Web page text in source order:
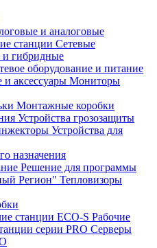
и аналоговые
станции Сетевые
гибридные
оборудование и питание
и аксессуары Мониторы
Монтажные коробки
Устройства грозозащиты
Устройства для
назначения
Решение для программы
Регион" Тепловизоры
станции ECO-S Рабочие
серии PRO Серверы